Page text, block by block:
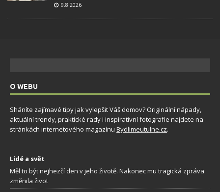
9.8.2026
O WEBU
Sháníte zajímavé tipy jak vylepšit Váš domov? Originální nápady,
aktuální trendy, praktické rady i inspirativní fotografie najdete na
stránkách internetového magazínu Bydlimeutulne.cz.
Lidé a svět
Měl to být nejhezčí den v jeho životě. Nakonec mu tragická zpráva
změnila život